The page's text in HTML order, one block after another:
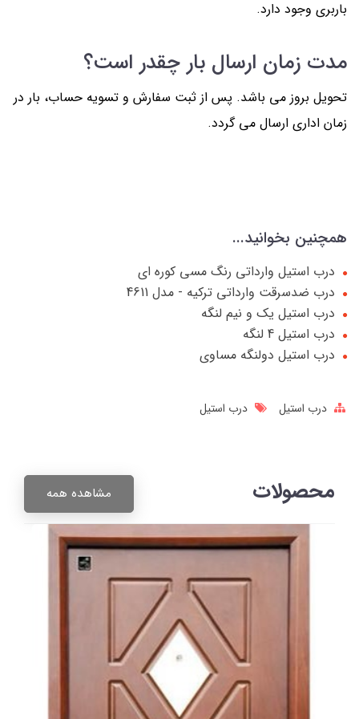
باربری وجود دارد.
مدت زمان ارسال بار چقدر است؟
تحویل بروز می باشد. پس از ثبت سفارش و تسویه حساب، بار در
زمان اداری ارسال می گردد.
همچنین بخوانید...
درب استیل وارداتی رنگ مسی کوره ای
درب ضدسرقت وارداتی ترکیه - مدل 4611
درب استیل یک و نیم لنگه
درب استیل 4 لنگه
درب استیل دولنگه مساوی
درب استیل درب استیل
محصولات مشاهده همه